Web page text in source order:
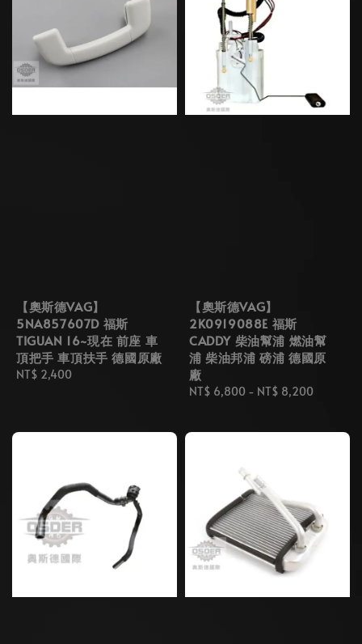
【奧斯德VAG】
5NA857607D 福斯
TIGUAN 16~現在 前座 車
頂把手 車頂扶手 德國原廠
Regular
NT$ 2,400
【奧斯德VAG】
2K0919088E 福斯
CADDY 柴油幫浦 燃油幫
浦 柴油邦浦 磅浦 德國原
廠
Regular
NT$ 6,800 - NT$ 8,200